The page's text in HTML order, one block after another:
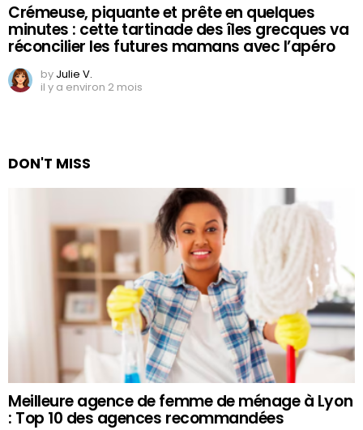
Crémeuse, piquante et prête en quelques
minutes : cette tartinade des îles grecques va
réconcilier les futures mamans avec l’apéro
by Julie V.
il y a environ 2 mois
DON'T MISS
Meilleure agence de femme de ménage à Lyon
: Top 10 des agences recommandées